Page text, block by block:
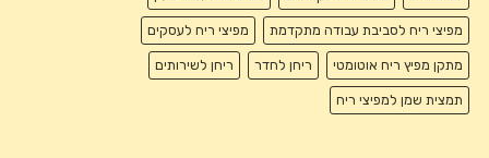
מפיצי ריח לסביבת עבודה מתקדמת מפיצי ריח לעסקים
מתקן מפיץ ריח אוטומטי ריחן לחדר ריחן לשירותים
תמצית שמן למפיצי ריח